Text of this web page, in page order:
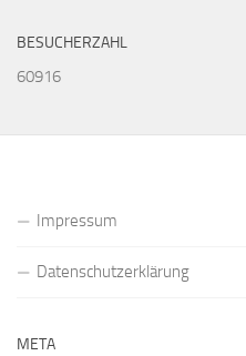
BESUCHERZAHL
60916
Impressum
Datenschutzerklärung
META